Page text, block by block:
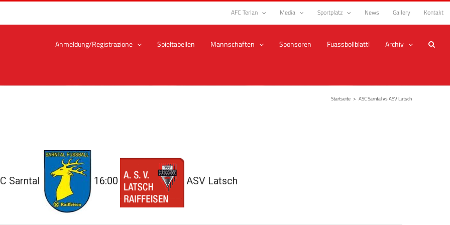
AFC Terlan Media Sportplatz News Gallery Kontakt
Anmeldung/Registrazione Spieltabellen Mannschaften Sponsoren Fuassbollblattl Archiv
Startseite > ASC Sarntal vs ASV Latsch
Sarntal 16:00 ASV Latsch